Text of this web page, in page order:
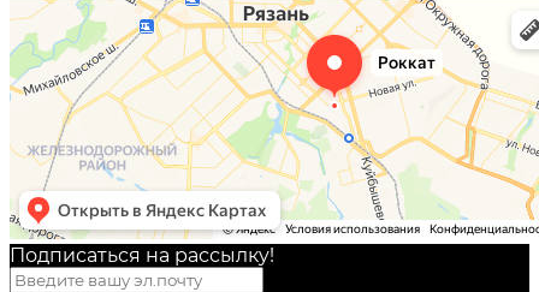
Подписаться на рассылкy!